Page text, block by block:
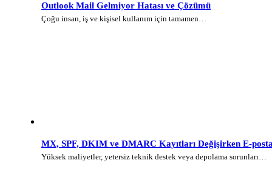
Outlook Mail Gelmiyor Hatası ve Çözümü
Çoğu insan, iş ve kişisel kullanım için tamamen…
MX, SPF, DKIM ve DMARC Kayıtları Değişirken E-
Yüksek maliyetler, yetersiz teknik destek veya depolama sorunları…